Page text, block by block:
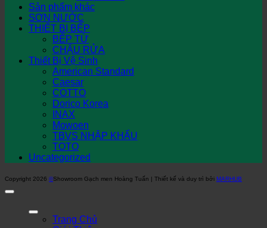
Sản phẩm khác
SƠN NƯỚC
THIẾT BỊ BẾP
BẾP TỪ
CHẬU RỬA
Thiết Bị Vệ Sinh
American Standard
Caesar
COTTO
Dorico Korea
INAX
Mowoen
TBVS NHẬP KHẨU
TOTO
Uncategorized
Copyright 2026 ©Showroom Gạch men Hoàng Tuấn | Thiết kế và duy trì bởi MARHUB
Trang Chủ